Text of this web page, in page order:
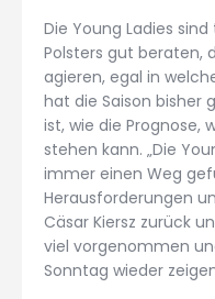
Die Young Ladies
Polsters gut beraten,
agieren, egal in
hat die Saison bisher
ist, wie die Prognose,
stehen kann. „Die
immer einen Weg
Herausforderungen
Cäsar Kiersz zurück
viel vorgenommen
Sonntag wieder